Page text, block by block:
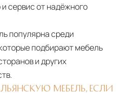
сервис от надёжного
популярна среди
подбирают мебель
и других
МЕБЕЛЬ, ЕСЛИ